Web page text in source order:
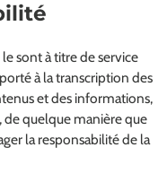
sont à titre de service
à la transcription des
et des informations,
de quelque manière que
la responsabilité de la